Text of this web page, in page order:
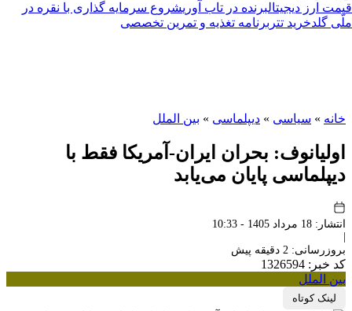
قیمت ارز دیجیتالبرنده در تاب آوریشروع سرمایه گذاری با نقره در
ملّی گلدخرید تتر برنامه تغذیه و تمرین تخصصی